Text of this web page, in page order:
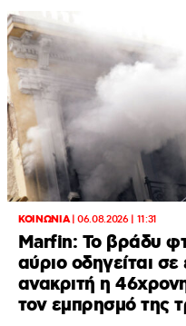
ΚΟΙΝΩΝΙΑ|06.08.2026 | 11:31
Marfin: Το βράδυ
αύριο οδηγείται
ανακριτή η
τον εμπρησμό της